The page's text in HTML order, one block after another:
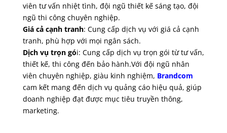
viên tư vấn nhiệt tình, đội ngũ thiết kế sáng tạo, đội
ngũ thi công chuyên nghiệp.
Giá cả cạnh tranh: Cung cấp dịch vụ với giá cả cạnh
tranh, phù hợp với mọi ngân sách.
Dịch vụ trọn gói: Cung cấp dịch vụ trọn gói từ tư vấn,
thiết kế, thi công đến bảo hành.Với đội ngũ nhân
viên chuyên nghiệp, giàu kinh nghiệm, Brandcom
cam kết mang đến dịch vụ quảng cáo hiệu quả, giúp
doanh nghiệp đạt được mục tiêu truyền thông,
marketing.